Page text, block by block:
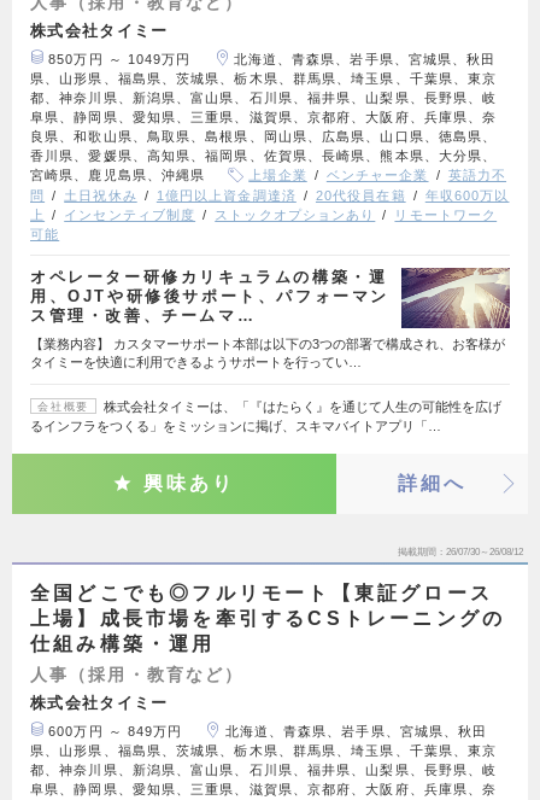
株式会社タイミー
850万円 ～ 1049万円
北海道、青森県、岩手県、宮城県、秋田
県、山形県、福島県、茨城県、栃木県、群馬県、埼玉県、千葉県、東京
都、神奈川県、新潟県、富山県、石川県、福井県、山梨県、長野県、岐
阜県、静岡県、愛知県、三重県、滋賀県、京都府、大阪府、兵庫県、奈
良県、和歌山県、鳥取県、島根県、岡山県、広島県、山口県、徳島県、
香川県、愛媛県、高知県、福岡県、佐賀県、長崎県、熊本県、大分県、
宮崎県、鹿児島県、沖縄県
上場企業 ベンチャー企業
英語力不
問
土日祝休み 1億円以上資金調達済 20代役員在籍
年収600万以
上
インセンティブ制度 ストックオプションあり
リモートワーク
可能
オペレーター研修カリキュラムの構築・運
用、OJTや研修後サポート、パフォーマン
ス管理・改善、チームマ…
【業務内容】 カスタマーサポート本部は以下の3つの部署で構成され、お客様が
タイミーを快適に利用できるようサポートを行ってい…
会社概要
株式会社タイミーは、「『はたらく』を通じて人生の可能性を広げ
るインフラをつくる」をミッションに掲げ、スキマバイトアプリ「…
興味あり 詳細へ
掲載期間 26/07/30～26/08/12
全国どこでも◎フルリモート【東証グロース
上場】成長市場を牽引するCSトレーニングの
仕組み構築・運用
人事（採用・教育など）
株式会社タイミー
600万円 ～ 849万円
北海道、青森県、岩手県、宮城県、秋田
県、山形県、福島県、茨城県、栃木県、群馬県、埼玉県、千葉県、東京
都、神奈川県、新潟県、富山県、石川県、福井県、山梨県、長野県、岐
阜県、静岡県、愛知県、三重県、滋賀県、京都府、大阪府、兵庫県、奈